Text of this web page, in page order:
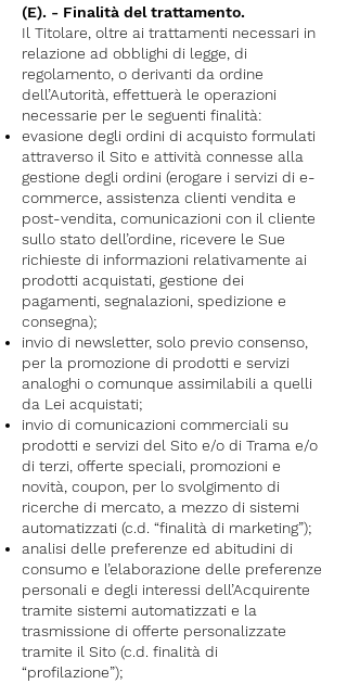
(E). - Finalità del trattamento.
Il Titolare, oltre ai trattamenti necessari in
relazione ad obblighi di legge, di
regolamento, o derivanti da ordine
dell’Autorità, effettuerà le operazioni
necessarie per le seguenti finalità:
evasione degli ordini di acquisto formulati
attraverso il Sito e attività connesse alla
gestione degli ordini (erogare i servizi di e-
commerce, assistenza clienti vendita e
post-vendita, comunicazioni con il cliente
sullo stato dell’ordine, ricevere le Sue
richieste di informazioni relativamente ai
prodotti acquistati, gestione dei
pagamenti, segnalazioni, spedizione e
consegna);
invio di newsletter, solo previo consenso,
per la promozione di prodotti e servizi
analoghi o comunque assimilabili a quelli
da Lei acquistati;
invio di comunicazioni commerciali su
prodotti e servizi del Sito e/o di Trama e/o
di terzi, offerte speciali, promozioni e
novità, coupon, per lo svolgimento di
ricerche di mercato, a mezzo di sistemi
automatizzati (c.d. “finalità di marketing”);
analisi delle preferenze ed abitudini di
consumo e l’elaborazione delle preferenze
personali e degli interessi dell’Acquirente
tramite sistemi automatizzati e la
trasmissione di offerte personalizzate
tramite il Sito (c.d. finalità di
“profilazione”);